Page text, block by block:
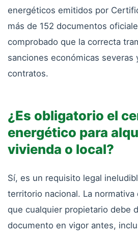
energéticos emitidos por
más de 152 documentos
comprobado que la correcta
sanciones económicas severas
contratos.
¿Es obligatorio el
energético para
vivienda o local?
Sí, es un requisito legal
territorio nacional. La normativa
que cualquier propietario debe
documento en vigor antes,